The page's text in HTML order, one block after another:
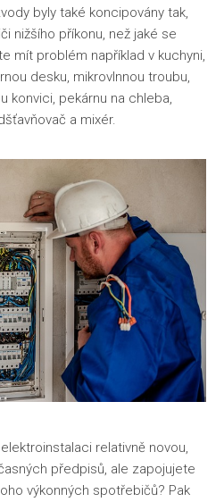
byly také koncipovány tak,
nižšího příkonu, než jaké se
mít problém například v kuchyni,
desku, mikrovlnnou troubu,
konvici, pekárnu na chleba,
a mixér.
relativně novou,
předpisů, ale zapojujete
výkonných spotřebičů? Pak